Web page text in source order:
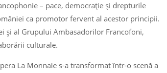
– pace, democrație și drepturile
ca promotor fervent al acestor principii.
și al Grupului Ambasadorilor Francofoni,
culturale.
La Monnaie s-a transformat într-o scenă a